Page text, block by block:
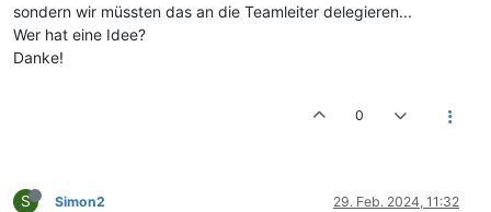
sondern wir müssten das an die Teamleiter delegieren...
Wer hat eine Idee?
Danke!
0
S Simon2 29. Feb. 2024, 11:32